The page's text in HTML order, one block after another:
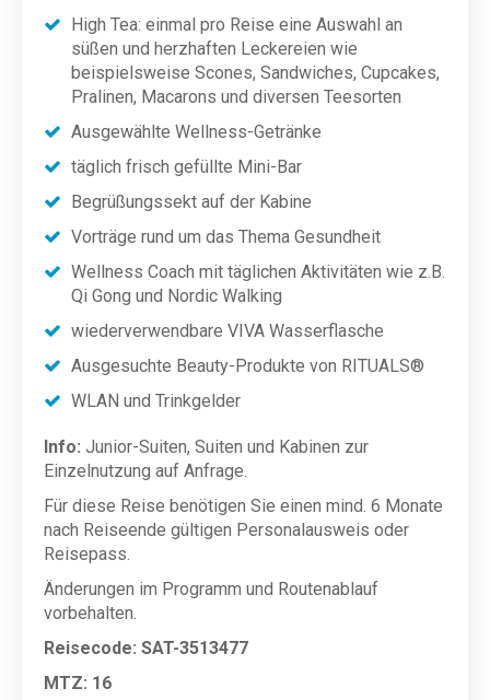
High Tea: einmal pro Reise eine Auswahl an
süßen und herzhaften Leckereien wie
beispielsweise Scones, Sandwiches, Cupcakes,
Pralinen, Macarons und diversen Teesorten
Ausgewählte Wellness-Getränke
täglich frisch gefüllte Mini-Bar
Begrüßungssekt auf der Kabine
Vorträge rund um das Thema Gesundheit
Wellness Coach mit täglichen Aktivitäten wie z.B.
Qi Gong und Nordic Walking
wiederverwendbare VIVA Wasserflasche
Ausgesuchte Beauty-Produkte von RITUALS®
WLAN und Trinkgelder
Info: Junior-Suiten, Suiten und Kabinen zur
Einzelnutzung auf Anfrage.
Für diese Reise benötigen Sie einen mind. 6 Monate
nach Reiseende gültigen Personalausweis oder
Reisepass.
Änderungen im Programm und Routenablauf
vorbehalten.
Reisecode: SAT-3513477
MTZ: 16